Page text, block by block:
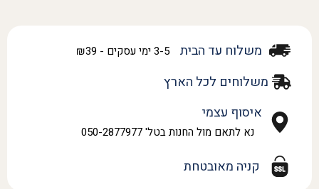
משלוח עד הבית 3-5 ימי עסקים - ₪39
משלוחים לכל הארץ
איסוף עצמי
נא לתאם מול החנות בטל' 050-2877977
קניה מאובטחת